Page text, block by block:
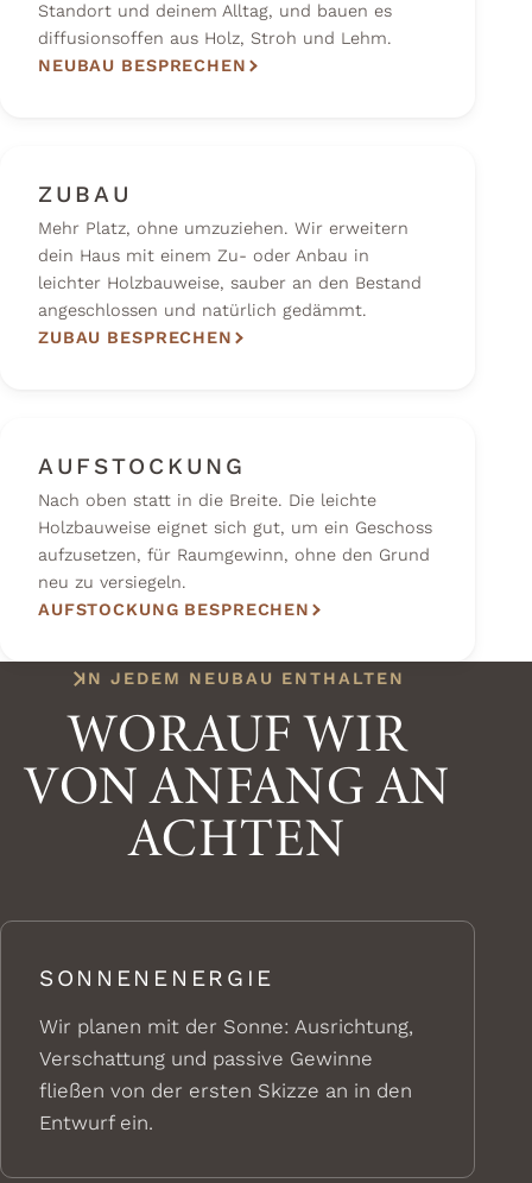
Standort und deinem Alltag, und bauen es
diffusionsoffen aus Holz, Stroh und Lehm.
NEUBAU BESPRECHEN
ZUBAU
Mehr Platz, ohne umzuziehen. Wir erweitern
dein Haus mit einem Zu- oder Anbau in
leichter Holzbauweise, sauber an den Bestand
angeschlossen und natürlich gedämmt.
ZUBAU BESPRECHEN
AUFSTOCKUNG
Nach oben statt in die Breite. Die leichte
Holzbauweise eignet sich gut, um ein Geschoss
aufzusetzen, für Raumgewinn, ohne den Grund
neu zu versiegeln.
AUFSTOCKUNG BESPRECHEN
IN JEDEM NEUBAU ENTHALTEN
WORAUF WIR
VON ANFANG AN
ACHTEN
SONNENENERGIE
Wir planen mit der Sonne: Ausrichtung,
Verschattung und passive Gewinne
fließen von der ersten Skizze an in den
Entwurf ein.